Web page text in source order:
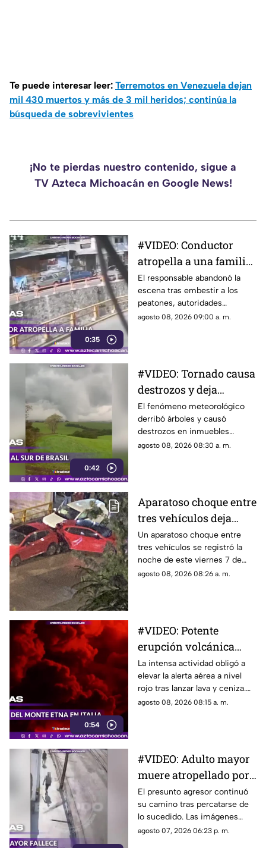
Te puede interesar leer: Terremotos en Venezuela dejan
mil 430 muertos y más de 3 mil heridos; continúa la
búsqueda de sobrevivientes
¡No te pierdas nuestro contenido, sigue a
TV Azteca Michoacán en Google News!
0:35
#VIDEO: Conductor
atropella a una familia
y se da a la fuga
El responsable abandonó la
escena tras embestir a los
peatones, autoridades
iniciaron las investigaciones
agosto 08, 2026 09:00 a. m.
0:42
#VIDEO: Tornado causa
destrozos y deja
severos daños
El fenómeno meteorológico
derribó árboles y causó
destrozos en inmuebles
aledaños. Cuerpos de rescate
agosto 08, 2026 08:30 a. m.
Aparatoso choque entre
tres vehículos deja
daños materiales en
Zitácuaro
Un aparatoso choque entre
tres vehículos se registró la
noche de este viernes 7 de
agosto sobre la Avenida
agosto 08, 2026 08:26 a. m.
0:54
#VIDEO: Potente
erupción volcánica
lanza fuentes de lava.
La intensa actividad obligó a
elevar la alerta aérea a nivel
rojo tras lanzar lava y ceniza.
Vuelos fueron suspendidos.
agosto 08, 2026 08:15 a. m.
#VIDEO: Adulto mayor
muere atropellado por
tráiler tras ser
empujado.
El presunto agresor continuó
su camino tras percatarse de
lo sucedido. Las imágenes
causaron indignación en redes
agosto 07, 2026 06:23 p. m.